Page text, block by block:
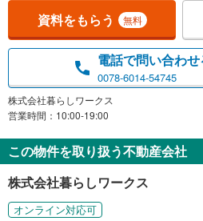
資料をもらう 無料
電話で問い合わせ
0078-6014-54745
株式会社暮らしワークス
営業時間：10:00-19:00
この物件を取り扱う不動産会社
株式会社暮らしワークス
オンライン対応可